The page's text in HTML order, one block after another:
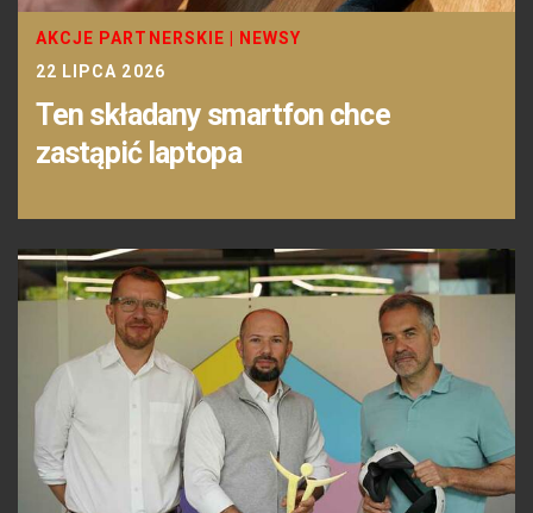
AKCJE PARTNERSKIE
NEWSY
22 LIPCA 2026
Ten składany smartfon chce
zastąpić laptopa